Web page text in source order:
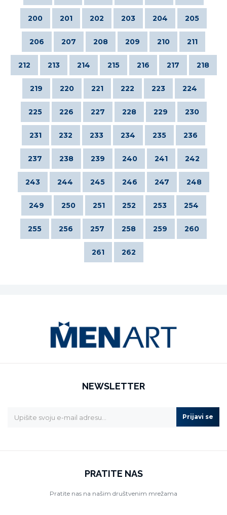
200 201 202 203 204 205
206 207 208 209 210 211
212 213 214 215 216 217 218
219 220 221 222 223 224
225 226 227 228 229 230
231 232 233 234 235 236
237 238 239 240 241 242
243 244 245 246 247 248
249 250 251 252 253 254
255 256 257 258 259 260
261 262
NEWSLETTER
Prijavi se
PRATITE NAS
Pratite nas na našim društvenim mrežama